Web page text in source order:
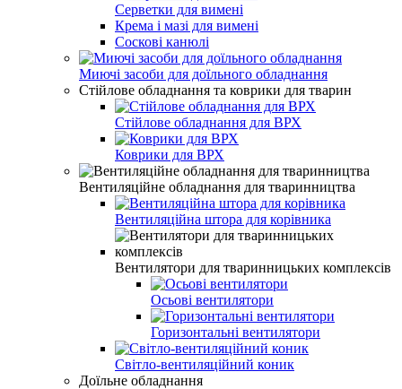
Серветки для вимені
Крема і мазі для вимені
Соскові канюлі
Миючі засоби для доїльного обладнання
Стійлове обладнання та коврики для тварин
Стійлове обладнання для ВРХ
Коврики для ВРХ
Вентиляційне обладнання для тваринництва
Вентиляційна штора для корівника
Вентилятори для тваринницьких комплексів
Осьові вентилятори
Горизонтальні вентилятори
Світло-вентиляційний коник
Доїльне обладнання